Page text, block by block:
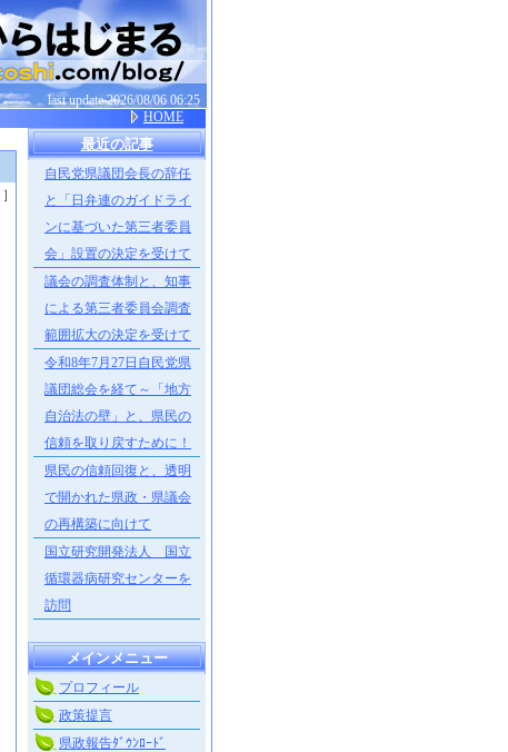
last update 2026/08/06 06:25
HOME
］
最近の記事
自民党県議団会長の辞任
と「日弁連のガイドライ
ンに基づいた第三者委員
会」設置の決定を受けて
議会の調査体制と、知事
による第三者委員会調査
範囲拡大の決定を受けて
令和8年7月27日自民党県
議団総会を経て～「地方
自治法の壁」と、県民の
信頼を取り戻すために！
県民の信頼回復と、透明
で開かれた県政・県議会
の再構築に向けて
国立研究開発法人 国立
循環器病研究センターを
訪問
メインメニュー
プロフィール
政策提言
県政報告ﾀﾞｳﾝﾛｰﾄﾞ